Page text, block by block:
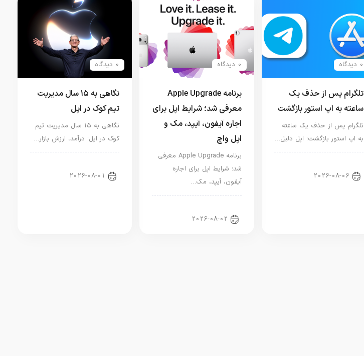
0 دیدگاه
تلگرام پس از حذف یک
ساعته به اپ استور بازگشت
تلگرام پس از حذف یک ساعته
به اپ استور بازگشت؛ اپل دلیل…
2026-08-06
0 دیدگاه
برنامه Apple Upgrade
معرفی شد؛ شرایط اپل برای
اجاره آیفون، آیپد، مک و
اپل واچ
برنامه Apple Upgrade معرفی
شد؛ شرایط اپل برای اجاره
آیفون، آیپد، مک…
2026-08-02
0 دیدگاه
نگاهی به ۱۵ سال مدیریت
تیم کوک در اپل
نگاهی به ۱۵ سال مدیریت تیم
کوک در اپل؛ درآمد، ارزش بازار…
2026-08-01